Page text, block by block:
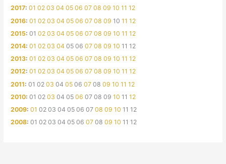
2017:01 02 03 04 05 06 07 08 09 10 11 12
2016:01 02 03 04 05 06 07 08 09 10 11 12
2015:01 02 03 04 05 06 07 08 09 10 11 12
2014:01 02 03 04 05 06 07 08 09 10 11 12
2013:01 02 03 04 05 06 07 08 09 10 11 12
2012:01 02 03 04 05 06 07 08 09 10 11 12
2011:01 02 03 04 05 06 07 08 09 10 11 12
2010:01 02 03 04 05 06 07 08 09 10 11 12
2009:01 02 03 04 05 06 07 08 09 10 11 12
2008:01 02 03 04 05 06 07 08 09 10 11 12